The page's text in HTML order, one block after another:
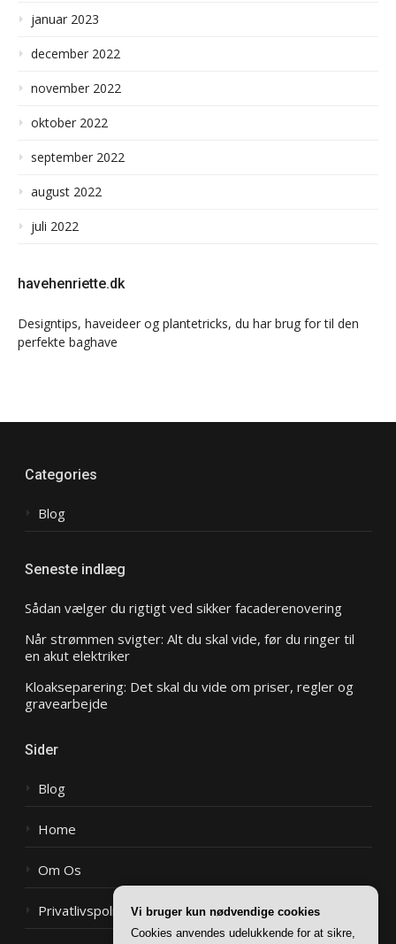
januar 2023
december 2022
november 2022
oktober 2022
september 2022
august 2022
juli 2022
havehenriette.dk
Designtips, haveideer og plantetricks, du har brug for til den
perfekte baghave
Categories
Blog
Seneste indlæg
Sådan vælger du rigtigt ved sikker facaderenovering
Når strømmen svigter: Alt du skal vide, før du ringer til
en akut elektriker
Kloakseparering: Det skal du vide om priser, regler og
gravearbejde
Sider
Blog
Home
Om Os
Privatlivspolitik
Vi bruger kun nødvendige cookies
Cookies anvendes udelukkende for at sikre,